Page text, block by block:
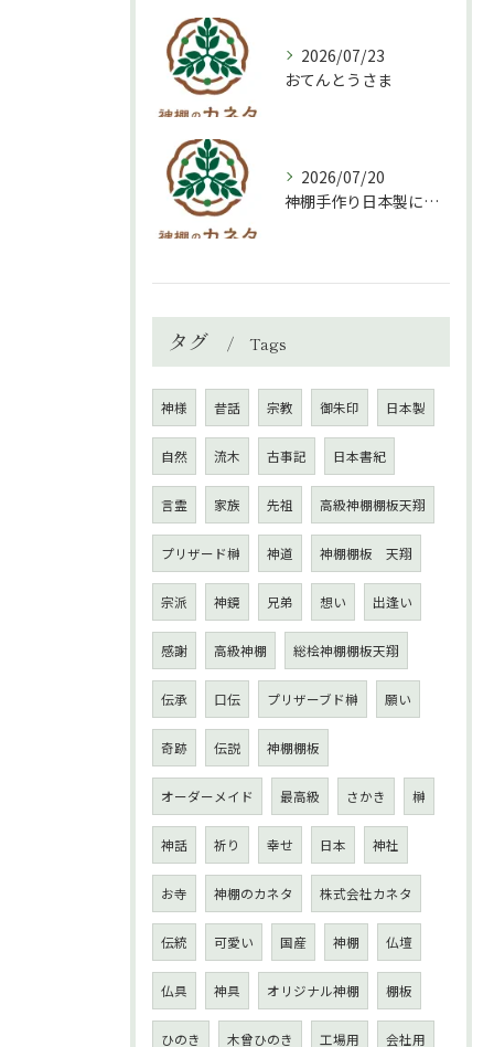
2026/07/23
おてんとうさま
2026/07/20
神棚手作り日本製について
タグ Tags
神様 昔話 宗教 御朱印 日本製
自然 流木 古事記 日本書紀
言霊 家族 先祖 高級神棚棚板天翔
プリザード榊 神道 神棚棚板 天翔
宗派 神鏡 兄弟 想い 出逢い
感謝 高級神棚 総桧神棚棚板天翔
伝承 口伝 プリザーブド榊 願い
奇跡 伝説 神棚棚板
オーダーメイド 最高級 さかき 榊
神話 祈り 幸せ 日本 神社
お寺 神棚のカネタ 株式会社カネタ
伝統 可愛い 国産 神棚 仏壇
仏具 神具 オリジナル神棚 棚板
ひのき 木曾ひのき 工場用 会社用